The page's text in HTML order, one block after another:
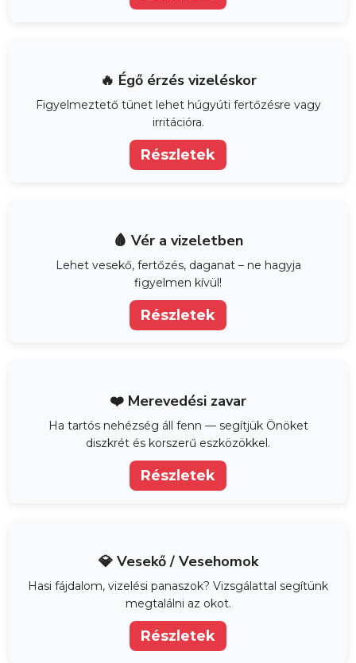
🔥 Égő érzés vizeléskor
Figyelmeztető tünet lehet húgyúti fertőzésre vagy
irritációra.
Részletek
🩸 Vér a vizeletben
Lehet vesekő, fertőzés, daganat – ne hagyja
figyelmen kívül!
Részletek
❤️ Merevedési zavar
Ha tartós nehézség áll fenn — segítjük Önöket
diszkrét és korszerű eszközökkel.
Részletek
💎 Vesekő / Vesehomok
Hasi fájdalom, vizelési panaszok? Vizsgálattal segítünk
megtalálni az okot.
Részletek